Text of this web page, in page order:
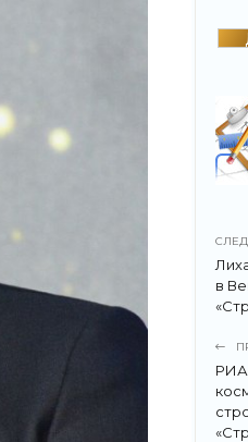
в
РИА